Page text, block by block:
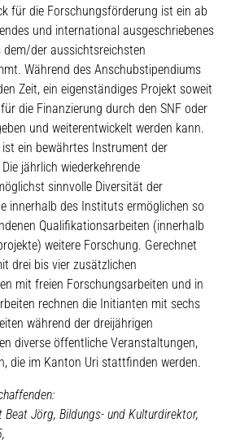
für die Forschungsförderung ist ein ab
und international ausgeschriebenes
der aussichtsreichsten
Während des Anschubstipendiums
Zeit, ein eigenständiges Projekt soweit
die Finanzierung durch den SNF oder
und weiterentwickelt werden kann.
ein bewährtes Instrument der
jährlich wiederkehrende
sinnvolle Diversität der
innerhalb des Instituts ermöglichen so
Qualifikationsarbeiten (innerhalb
weitere Forschung. Gerechnet
drei bis vier zusätzlichen
mit freien Forschungsarbeiten und in
rechnen die Initianten mit sechs
während der dreijährigen
diverse öffentliche Veranstaltungen,
die im Kanton Uri stattfinden werden.
Beat Jörg, Bildungs- und Kulturdirektor,